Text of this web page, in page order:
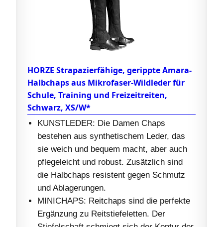
HORZE Strapazierfähige, gerippte Amara-
Halbchaps aus Mikrofaser-Wildleder für
Schule, Training und Freizeitreiten,
Schwarz, XS/W*
KUNSTLEDER: Die Damen Chaps
bestehen aus synthetischem Leder, das
sie weich und bequem macht, aber auch
pflegeleicht und robust. Zusätzlich sind
die Halbchaps resistent gegen Schmutz
und Ablagerungen.
MINICHAPS: Reitchaps sind die perfekte
Ergänzung zu Reitstiefeletten. Der